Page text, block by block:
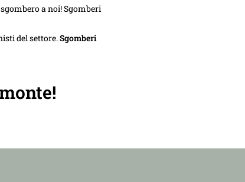
a noi! Sgomberi
del settore.Sgomberi